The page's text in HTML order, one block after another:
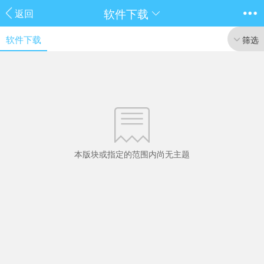
返回 软件下载
软件下载 筛选
本版块或指定的范围内尚无主题